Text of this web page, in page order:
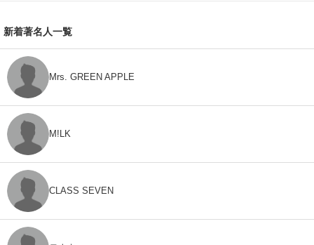
新着著名人一覧
Mrs. GREEN APPLE
M!LK
CLASS SEVEN